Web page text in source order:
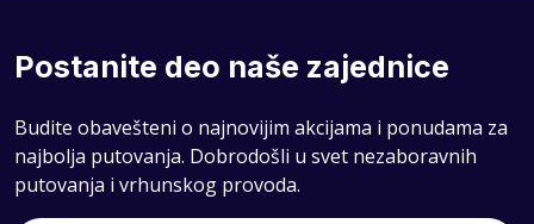
Postanite deo naše zajednice
Budite obavešteni o najnovijim akcijama i ponudama za
najbolja putovanja. Dobrodošli u svet nezaboravnih
putovanja i vrhunskog provoda.